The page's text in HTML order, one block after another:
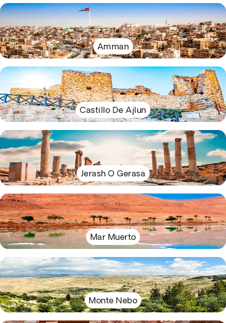
Amman
Castillo De Ajlun
Jerash O Gerasa
Mar Muerto
Monte Nebo